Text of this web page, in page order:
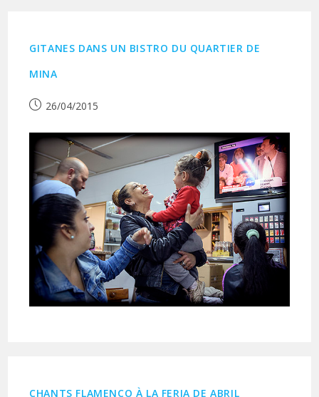
GITANES DANS UN BISTRO DU QUARTIER DE
MINA
Publication
26/04/2015
CHANTS FLAMENCO À LA FERIA DE ABRIL